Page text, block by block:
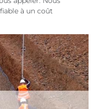
à un coût